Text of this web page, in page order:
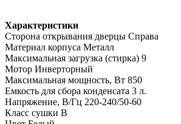
Характеристики
Сторона открывания дверцы Справа
Материал корпуса Металл
Максимальная загрузка (стирка) 9
Мотор Инверторный
Максимальная мощность, Вт 850
Емкость для сбора конденсата 3 л.
Напряжение, В/Гц 220-240/50-60
Класс сушки B